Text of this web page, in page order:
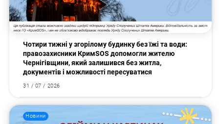
Чотири тижні у згорілому будинку без їжі та води:
правозахисники КримSOS допомогли жителю
Чернігівщини, який залишився без житла,
документів і можливості пересуватися
31 / 07 / 2026
Новини